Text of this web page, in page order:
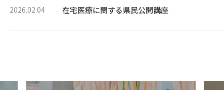
2026.02.04 在宅医療に関する県民公開講座